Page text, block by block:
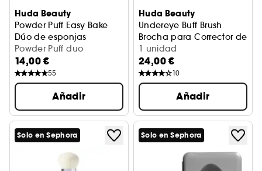
Huda Beauty
Powder Puff Easy Bake
Dúo de esponjas
Powder Puff duo
14,00 €
55
Añadir
Huda Beauty
Undereye Buff Brush
Brocha para Corrector de
1 unidad
24,00 €
10
Añadir
Solo en Sephora Solo en Sephora